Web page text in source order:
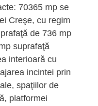
70365 mp se
Creşe, cu regim
de 736 mp
suprafaţă
interioară cu
incintei prin
spaţiilor de
platformei